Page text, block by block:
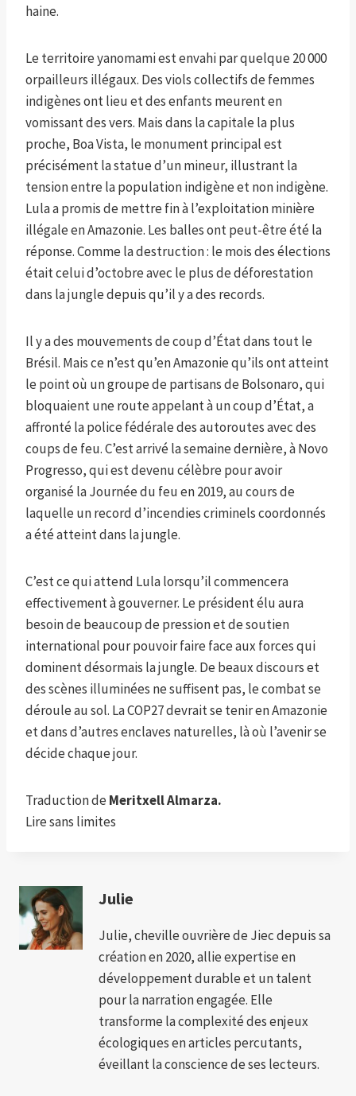
haine.
Le territoire yanomami est envahi par quelque 20 000
orpailleurs illégaux. Des viols collectifs de femmes
indigènes ont lieu et des enfants meurent en
vomissant des vers. Mais dans la capitale la plus
proche, Boa Vista, le monument principal est
précisément la statue d’un mineur, illustrant la
tension entre la population indigène et non indigène.
Lula a promis de mettre fin à l’exploitation minière
illégale en Amazonie. Les balles ont peut-être été la
réponse. Comme la destruction : le mois des élections
était celui d’octobre avec le plus de déforestation
dans la jungle depuis qu’il y a des records.
Il y a des mouvements de coup d’État dans tout le
Brésil. Mais ce n’est qu’en Amazonie qu’ils ont atteint
le point où un groupe de partisans de Bolsonaro, qui
bloquaient une route appelant à un coup d’État, a
affronté la police fédérale des autoroutes avec des
coups de feu. C’est arrivé la semaine dernière, à Novo
Progresso, qui est devenu célèbre pour avoir
organisé la Journée du feu en 2019, au cours de
laquelle un record d’incendies criminels coordonnés
a été atteint dans la jungle.
C’est ce qui attend Lula lorsqu’il commencera
effectivement à gouverner. Le président élu aura
besoin de beaucoup de pression et de soutien
international pour pouvoir faire face aux forces qui
dominent désormais la jungle. De beaux discours et
des scènes illuminées ne suffisent pas, le combat se
déroule au sol. La COP27 devrait se tenir en Amazonie
et dans d’autres enclaves naturelles, là où l’avenir se
décide chaque jour.
Traduction de Meritxell Almarza.
Lire sans limites
Julie
Julie, cheville ouvrière de Jiec depuis sa
création en 2020, allie expertise en
développement durable et un talent
pour la narration engagée. Elle
transforme la complexité des enjeux
écologiques en articles percutants,
éveillant la conscience de ses lecteurs.